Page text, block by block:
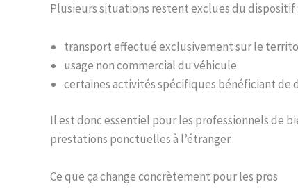
Plusieurs situations restent exclues du dispositif :
transport effectué exclusivement sur le
usage non commercial du véhicule
certaines activités spécifiques bénéficiant de
Il est donc essentiel pour les professionnels de
prestations ponctuelles à l’étranger.
Ce que ça change concrètement pour les pros